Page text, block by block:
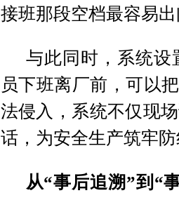
接班那段空档最容易
与此同时，系统设
员下班离厂前，可以
法侵入，系统不仅现
话，为安全生产筑牢
从“事后追溯”到“